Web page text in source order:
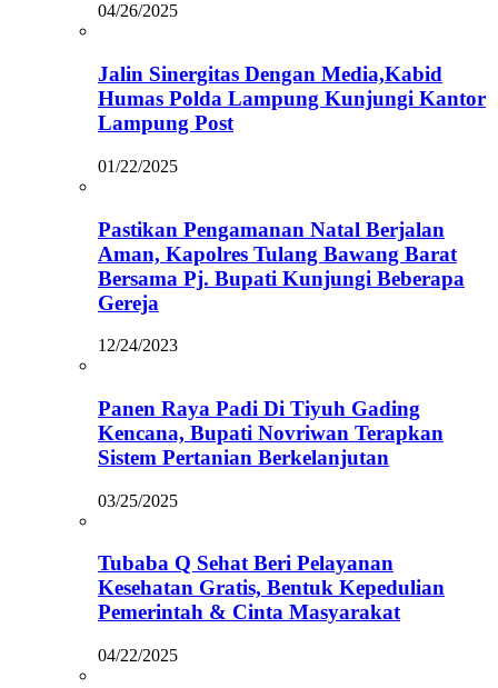
04/26/2025
Jalin Sinergitas Dengan Media,Kabid
Humas Polda Lampung Kunjungi Kantor
Lampung Post
01/22/2025
Pastikan Pengamanan Natal Berjalan
Aman, Kapolres Tulang Bawang Barat
Bersama Pj. Bupati Kunjungi Beberapa
Gereja
12/24/2023
Panen Raya Padi Di Tiyuh Gading
Kencana, Bupati Novriwan Terapkan
Sistem Pertanian Berkelanjutan
03/25/2025
Tubaba Q Sehat Beri Pelayanan
Kesehatan Gratis, Bentuk Kepedulian
Pemerintah & Cinta Masyarakat
04/22/2025